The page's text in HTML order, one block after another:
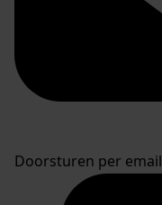
Doorsturen per email